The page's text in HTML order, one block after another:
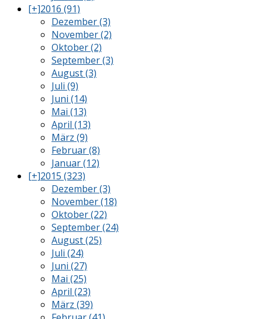
[+]2016 (91)
Dezember (3)
November (2)
Oktober (2)
September (3)
August (3)
Juli (9)
Juni (14)
Mai (13)
April (13)
März (9)
Februar (8)
Januar (12)
[+]2015 (323)
Dezember (3)
November (18)
Oktober (22)
September (24)
August (25)
Juli (24)
Juni (27)
Mai (25)
April (23)
März (39)